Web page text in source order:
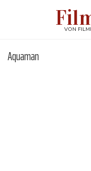
VON
Aquaman